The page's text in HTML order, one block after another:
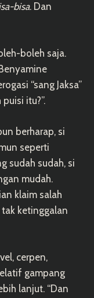
bisa. Dan
boleh saja.
“sang Jaksa”
itu?”.
berharap, si
seperti
sudah sudah, si
mudah.
klaim salah
ketinggalan
cerpen,
gampang
lanjut. “Dan